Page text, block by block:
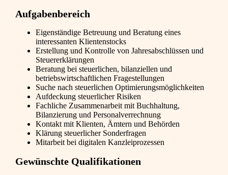
Aufgabenbereich
Eigenständige Betreuung und Beratung eines
interessanten Klientenstocks
Erstellung und Kontrolle von Jahresabschlüssen und
Steuererklärungen
Beratung bei steuerlichen, bilanziellen und
betriebswirtschaftlichen Fragestellungen
Suche nach steuerlichen Optimierungsmöglichkeiten
Aufdeckung steuerlicher Risiken
Fachliche Zusammenarbeit mit Buchhaltung,
Bilanzierung und Personalverrechnung
Kontakt mit Klienten, Ämtern und Behörden
Klärung steuerlicher Sonderfragen
Mitarbeit bei digitalen Kanzleiprozessen
Gewünschte Qualifikationen